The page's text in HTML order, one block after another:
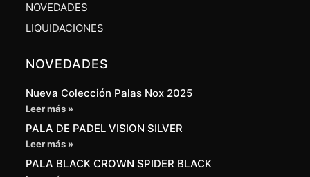
NOVEDADES
LIQUIDACIONES
NOVEDADES
Nueva Colección Palas Nox 2025
Leer más »
PALA DE PADEL VISION SILVER
Leer más »
PALA BLACK CROWN SPIDER BLACK